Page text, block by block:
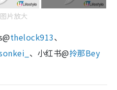
片放大
thelock913、
、小红书@拎那Bey